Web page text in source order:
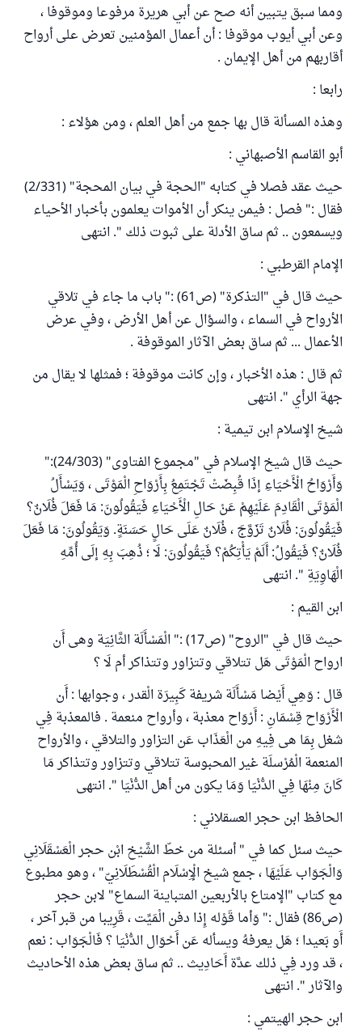
ومما سبق يتبين أنه صح عن أبي هريرة مرفوعا وموقوفا ،
وعن أبي أيوب موقوفا : أن أعمال المؤمنين تعرض على أرواح
أقاربهم من أهل الإيمان .
رابعا :
وهذه المسألة قال بها جمع من أهل العلم ، ومن هؤلاء :
أبو القاسم الأصبهاني :
حيث عقد فصلا في كتابه "الحجة في بيان المحجة" (2/331)
فقال :" فصل : فيمن ينكر أن الأموات يعلمون بأخبار الأحياء
ويسمعون .. ثم ساق الأدلة على ثبوت ذلك ". انتهى
الإمام القرطبي :
حيث قال في "التذكرة" (ص61) :" باب ما جاء في تلاقي
الأرواح في السماء ، والسؤال عن أهل الأرض ، وفي عرض
الأعمال ... ثم ساق بعض الآثار الموقوفة .
ثم قال : هذه الأخبار ، وإن كانت موقوفة ؛ فمثلها لا يقال من
جهة الرأي ". انتهى
شيخ الإسلام ابن تيمية :
حيث قال شيخ الإسلام في "مجموع الفتاوى" (24/303):"
وَأَرْوَاحُ الْأَحْيَاءِ إذَا قُبِضَتْ تَجْتَمِعُ بِأَرْوَاحِ الْمَوْتَى ، وَيَسْأَلُ
الْمَوْتَى الْقَادِمَ عَلَيْهِمْ عَنْ حَالِ الْأَحْيَاءِ فَيَقُولُونَ: مَا فَعَلَ فُلَانٌ؟
فَيَقُولُونَ: فُلَانٌ تَزَوَّجَ ، فُلَانٌ عَلَى حَالٍ حَسَنَةٍ. وَيَقُولُونَ: مَا فَعَلَ
فُلَانٌ؟ فَيَقُولُ: أَلَمْ يَأْتِكُمْ؟ فَيَقُولُونَ: لَا ؛ ذُهِبَ بِهِ إلَى أُمِّهِ
الْهَاوِيَةِ ". انتهى
ابن القيم :
حيث قال في "الروح" (ص17) :" الْمَسْأَلَة الثَّانِيَة وهى أَن
ارواح الْمَوْتَى هَل تتلاقي وتتزاور وتتذاكر أم لَا ؟
قال : وَهِي أَيْضا مَسْأَلَة شريفة كَبِيرَة الْقدر ، وجوابها : أَن
الْأَرْوَاح قِسْمَانِ : أَرْوَاح معذبة ، وأرواح منعمة . فالمعذبة فِي
شغل بِمَا هى فِيهِ من الْعَذَاب عَن التزاور والتلاقي ، والأرواح
المنعمة الْمُرْسلَة غير المحبوسة تتلاقي وتتزاور وتتذاكر مَا
كَانَ مِنْهَا فِي الدُّنْيَا وَمَا يكون من أهل الدُّنْيَا ". انتهى
الحافظ ابن حجر العسقلاني :
حيث سئل كما في " أسئلة من خطّ الشَّيْخ ابْن حجر الْعَسْقَلَانِي
وَالْجَوَاب عَلَيْهَا ، جمع شيخ الْإِسْلَام الْقُسْطَلَانِيّ" ، وهو مطبوع
مع كتاب "الإمتاع بالأربعين المتباينة السماع" لابن حجر
(ص86) فقال :" وَأما قَوْله إِذا دفن الْمَيِّت ، قَرِيبا من قبر آخر ،
أَو بَعيدا ؛ هَل يعرفهُ ويسأله عَن أَحْوَال الدُّنْيَا ؟ فَالْجَوَاب : نعم
، قد ورد فِي ذلك عدَّة أَحَادِيث .. ثم ساق بعض هذه الأحاديث
والآثار ". انتهى
ابن حجر الهيتمي :